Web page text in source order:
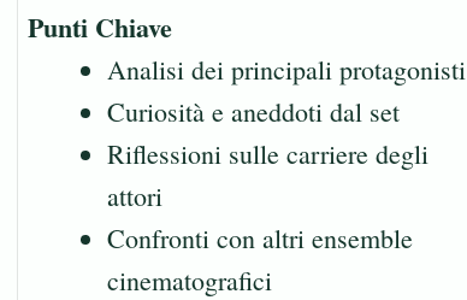
Punti Chiave
Analisi dei principali protagonisti
Curiosità e aneddoti dal set
Riflessioni sulle carriere degli
attori
Confronti con altri ensemble
cinematografici